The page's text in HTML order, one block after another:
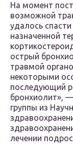
На момент
возможной
удалось
назначенной
острый
травмой
некоторыми
последующий
бронхиолит»,
группы из
лечении